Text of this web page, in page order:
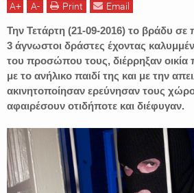
A+ A- Print Email
Την Τετάρτη (21-09-2016) το βράδυ
3 άγνωστοι δράστες έχοντας
του προσώπου τους, διέρρηξαν οικία
με το ανήλικο παιδί της και με την
ακινητοποίησαν ερεύνησαν τους
αφαιρέσουν οτιδήποτε και διέφυγαν.